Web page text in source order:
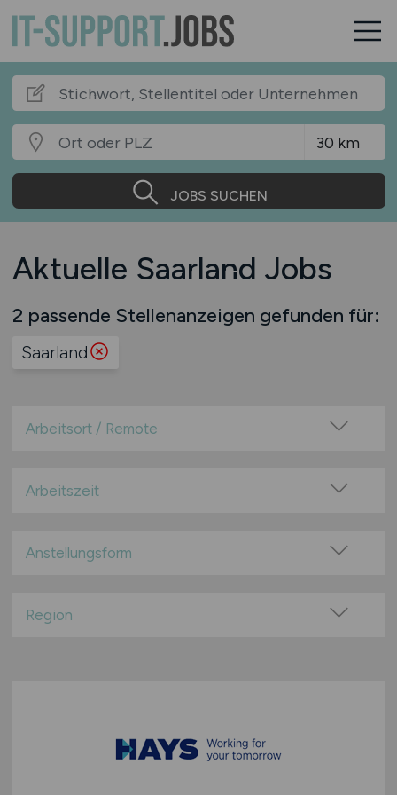
JOBS SUCHEN
Aktuelle Saarland Jobs
2 passende Stellenanzeigen gefunden für:
Saarland
Arbeitsort / Remote
Home-Office möglich / Hybrid
Remote aus dem Ausland möglich
Arbeitszeit
Teilzeit
Anstellungsform
befristete Anstellung
geringfügige Beschäftigung / Minijob
Region